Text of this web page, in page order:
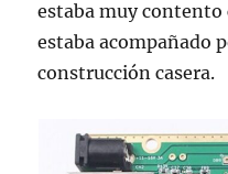
estaba muy
estaba acompañado
construcción casera.